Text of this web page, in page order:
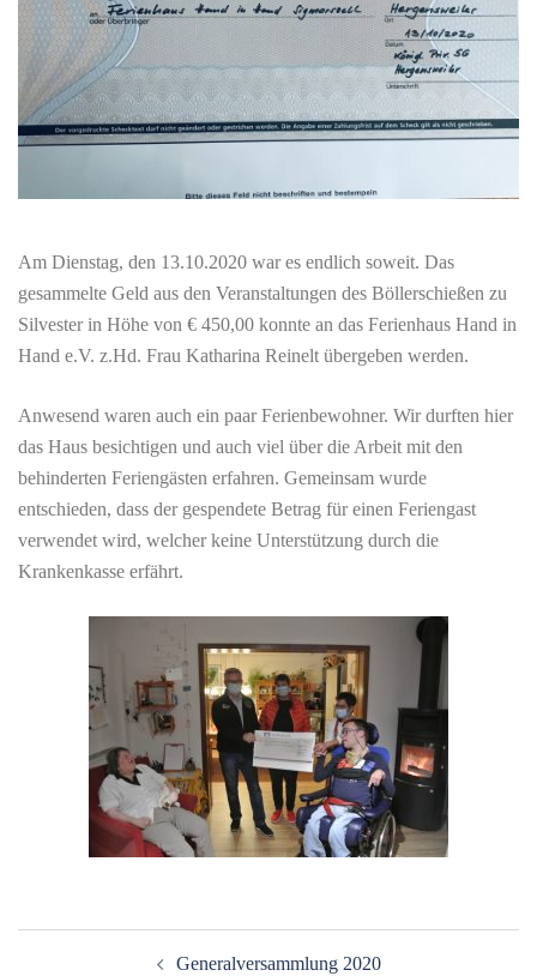
Am Dienstag, den 13.10.2020 war es endlich soweit. Das
gesammelte Geld aus den Veranstaltungen des Böllerschießen zu
Silvester in Höhe von € 450,00 konnte an das Ferienhaus Hand in
Hand e.V. z.Hd. Frau Katharina Reinelt übergeben werden.
Anwesend waren auch ein paar Ferienbewohner. Wir durften hier
das Haus besichtigen und auch viel über die Arbeit mit den
behinderten Feriengästen erfahren. Gemeinsam wurde
entschieden, dass der gespendete Betrag für einen Feriengast
verwendet wird, welcher keine Unterstützung durch die
Krankenkasse erfährt.
BeitragsnavigationGeneralversammlung 2020